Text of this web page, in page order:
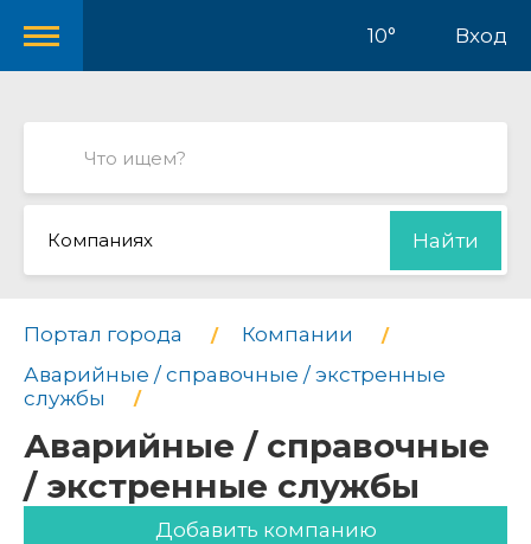
10° Вход
Компаниях Найти
Портал города
Компании
Аварийные / справочные / экстренные
службы
Аварийные / справочные
/ экстренные службы
Добавить компанию